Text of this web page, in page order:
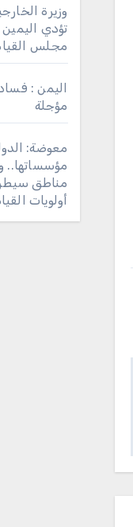
وزيرة
تؤدي
مجلس
اليمن :
مؤجلة
معوضة:
مؤسساتها..
مناطق
أولويات